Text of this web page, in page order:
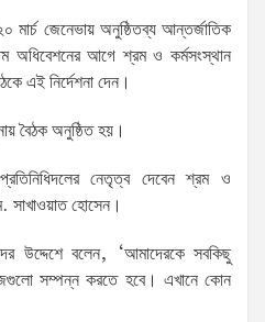
মার্চ জেনেভায় অনুষ্ঠিতব্য আন্তর্জাতিক
আগে শ্রম ও কর্মসংস্থান
এই নির্দেশনা দেন।
বৈঠক অনুষ্ঠিত হয়।
নেতৃত্ব দেবেন শ্রম ও
সাখাওয়াত হোসেন।
উদ্দেশে বলেন, ‘আমাদেরকে সবকিছু
সম্পন্ন করতে হবে। এখানে কোন